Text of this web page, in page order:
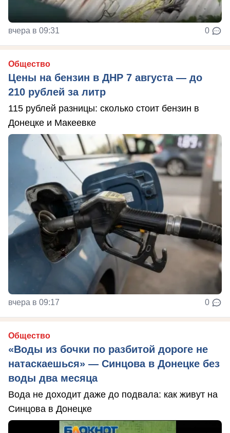
вчера в 09:31 0
Общество
Цены на бензин в ДНР 7 августа — до
210 рублей за литр
115 рублей разницы: сколько стоит бензин в
Донецке и Макеевке
вчера в 09:17 0
Общество
«Воды из бочки по разбитой дороге не
натаскаешься» — Синцова в Донецке без
воды два месяца
Вода не доходит даже до подвала: как живут на
Синцова в Донецке